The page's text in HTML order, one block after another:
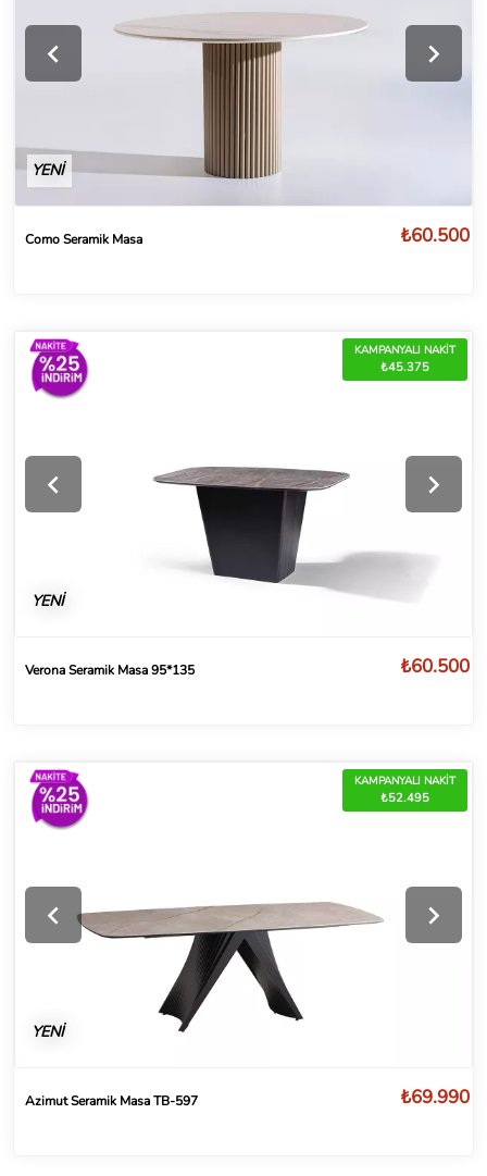
YENİ
Como Seramik Masa ₺60.500
KAMPANYALI NAKİT
₺45.375
YENİ
Verona Seramik Masa 95*135 ₺60.500
KAMPANYALI NAKİT
₺52.495
YENİ
Azimut Seramik Masa TB-597 ₺69.990